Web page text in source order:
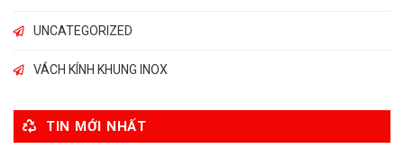
UNCATEGORIZED
VÁCH KÍNH KHUNG INOX
TIN MỚI NHẤT